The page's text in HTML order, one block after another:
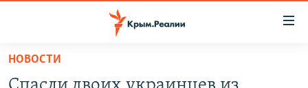
Вернуться
НОВОСТИ